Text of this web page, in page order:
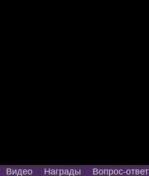
Видео Награды Вопрос-ответ